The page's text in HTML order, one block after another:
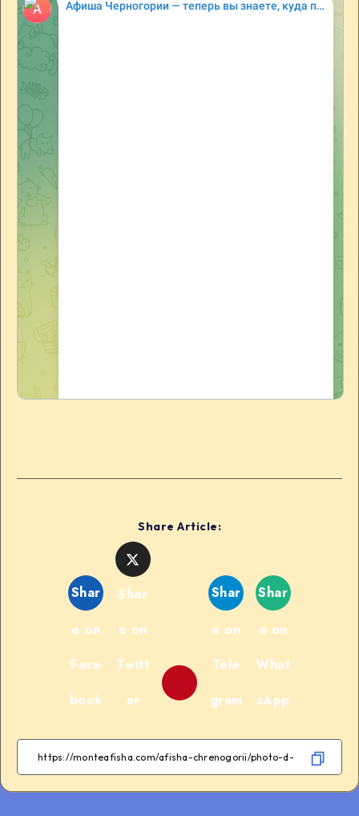
Share Article:
Shar
e on
Face
book
Shar
e on
Twitt
er
Shar
e on
Tele
gram
Shar
e on
What
sApp